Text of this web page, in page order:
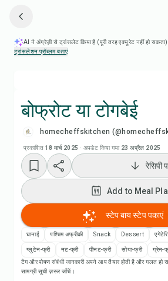
AI ने अंग्रेज़ी से ट्रांसलेट किया है (पूरी तरह एक्यूरेट नहीं हो
ट्रांसलेशन प्रॉब्लम बताएं
बोफ्रोट या टोगबेई
homecheffskitchen
प्रकाशित 18 मार्च 2025 · अपडेट किया गया 23 अप्रैल 2025
रेसिपी वीडियो देखें
Add to Meal
Add to Shopping
रेसिपी नोट्स
रेसिपी
Add to Meal
स्टेप बाय स्टेप पकाएं
घानाई पश्चिम अफ्रीकी Snack Dessert
ग्लूटेन-फ्री नट-फ्री पीनट-फ्री सोया-फ्री ग्रेन-
टैग और पोषण संबंधी जानकारी अपने आप तैयार होती है और गलत हो
सामग्री सूची ज़रूर जाँचें।